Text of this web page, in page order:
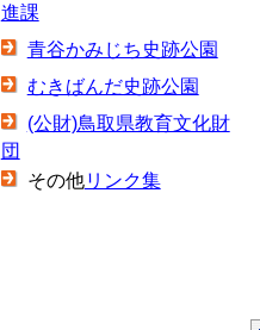
進課
青谷かみじち史跡公園
むきばんだ史跡公園
(公財)鳥取県教育文化財
団
その他リンク集